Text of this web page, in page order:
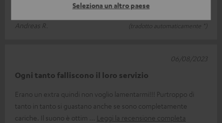
Seleziona un altro paese
Andreas R.
(tradotto automaticamente *)
Ogni tanto falliscono il loro servizio
Erano un extra quindi non voglio lamentarmi!!! Purtroppo di
tanto in tanto si guastano anche se sono completamente
cariche. Il suono è ottim
Leggi la recensione completa
06/08/2023